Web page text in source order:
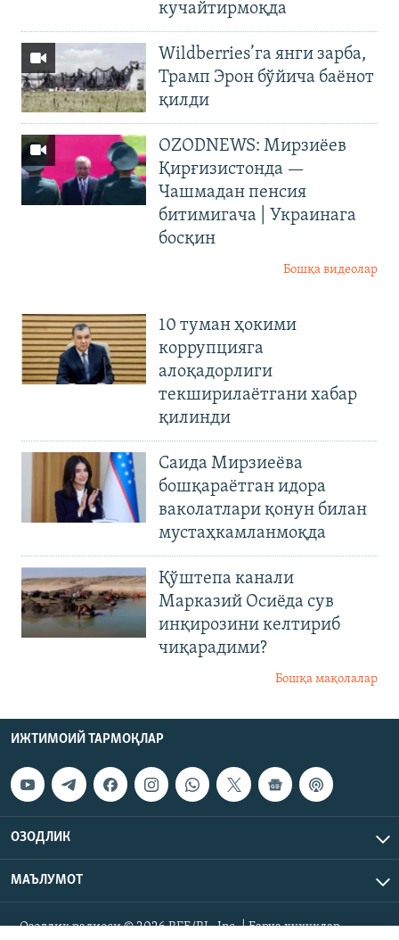
кучайтирмоқда
Wildberries’га янги зарба,
Трамп Эрон бўйича баёнот
қилди
OZODNEWS: Мирзиёев
Қирғизистонда —
Чашмадан пенсия
битимигача | Украинага
босқин
Бошқа видеолар
10 туман ҳокими
коррупцияга
алоқадорлиги
текширилаётгани хабар
қилинди
Саида Мирзиеёва
бошқараётган идора
ваколатлари қонун билан
мустаҳкамланмоқда
Қўштепа канали
Марказий Осиёда сув
инқирозини келтириб
чиқарадими?
Бошқа мақолалар
ИЖТИМОИЙ ТАРМОҚЛАР
ОЗОДЛИК
МАЪЛУМОТ
Озодлик радиоси © 2026 RFE/RL, Inc. | Барча ҳуқуқлар